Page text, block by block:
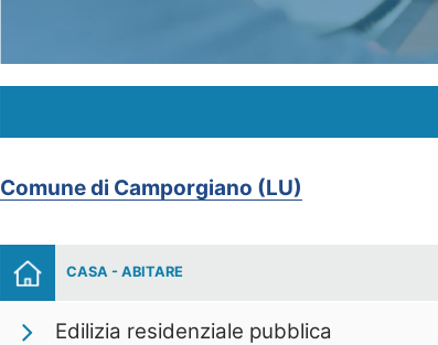
Comune di Camporgiano (LU)
CASA - ABITARE
Edilizia residenziale pubblica